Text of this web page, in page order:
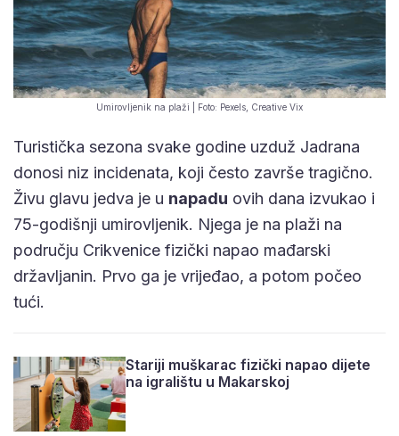
Umirovljenik na plaži | Foto: Pexels, Creative Vix
Turistička sezona svake godine uzduž Jadrana
donosi niz incidenata, koji često završe tragično.
Živu glavu jedva je u napadu ovih dana izvukao i
75-godišnji umirovljenik. Njega je na plaži na
području Crikvenice fizički napao mađarski
državljanin. Prvo ga je vrijeđao, a potom počeo
tući.
Stariji muškarac fizički napao dijete
na igralištu u Makarskoj